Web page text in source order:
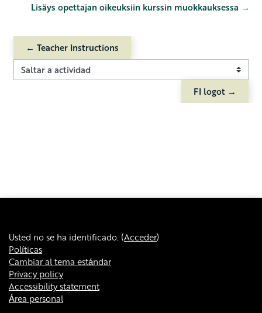
Lisäys opettajan oikeuksiin kurssin muokkauksessa →
← Teacher Instructions
Saltar a actividad
FI logot →
Usted no se ha identificado. (Acceder)
Políticas
Cambiar al tema estándar
Privacy policy
Accessibility statement
Área personal